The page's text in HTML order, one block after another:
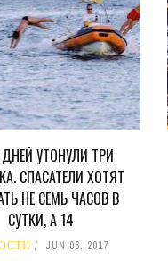
УТОНУЛИ ТРИ
СПАСАТЕЛИ ХОТЯТ
НЕ СЕМЬ ЧАСОВ В
СУТКИ, А 14
JUN 06, 2017